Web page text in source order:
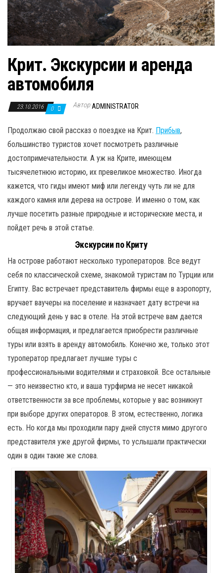
Крит. Экскурсии и аренда
автомобиля
23.10.2016 0 АвторADMINISTRATOR
Продолжаю свой рассказ о поездке на Крит. Прибыв,
большинство туристов хочет посмотреть различные
достопримечательности. А уж на Крите, имеющем
тысячелетнюю историю, их превеликое множество. Иногда
кажется, что гиды имеют миф или легенду чуть ли не для
каждого камня или дерева на острове. И именно о том, как
лучше посетить разные природные и исторические места, и
пойдет речь в этой статье.
Экскурсии по Криту
На острове работают несколько туроператоров. Все ведут
себя по классической схеме, знакомой туристам по Турции или
Египту. Вас встречает представитель фирмы еще в аэропорту,
вручает ваучеры на поселение и назначает дату встречи на
следующий день у вас в отеле. На этой встрече вам дается
общая информация, и предлагается приобрести различные
туры или взять в аренду автомобиль. Конечно же, только этот
туроператор предлагает лучшие туры с
профессиональными водителями и страховкой. Все остальные
— это неизвестно кто, и ваша турфирма не несет никакой
ответственности за все проблемы, которые у вас возникнут
при выборе других операторов. В этом, естественно, логика
есть. Но когда мы проходили пару дней спустя мимо другого
представителя уже другой фирмы, то услышали практически
один в один такие же слова.